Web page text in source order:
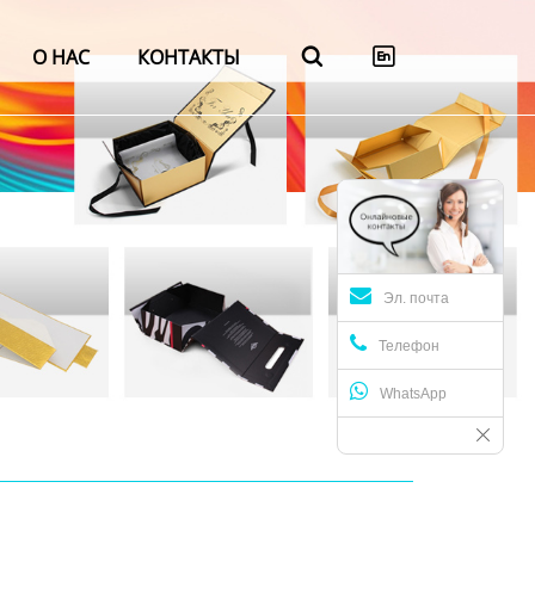
О НАС КОНТАКТЫ  
Эл. почта
Телефон
WhatsApp